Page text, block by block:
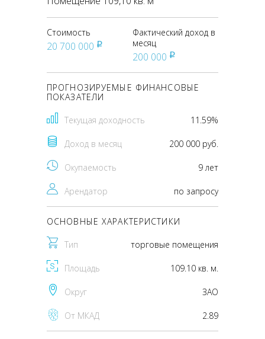
Стоимость
20 700 000 pуб
Фактический доход в
месяц
200 000 pуб
ПРОГНОЗИРУЕМЫЕ ФИНАНСОВЫЕ
ПОКАЗАТЕЛИ
Текущая доходность 11.59%
Доход в месяц 200 000 руб.
Окупаемость 9 лет
Арендатор по запросу
ОСНОВНЫЕ ХАРАКТЕРИСТИКИ
Тип торговые помещения
Площадь 109.10 кв. м.
Округ ЗАО
От МКАД 2.89